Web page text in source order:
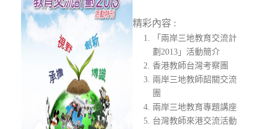
精彩內容 :
「兩岸三地教育交流計
劃2013」活動簡介
香港教師台灣考察團
兩岸三地教師韶關交流
團
兩岸三地教育專題講座
台灣教師來港交流活動